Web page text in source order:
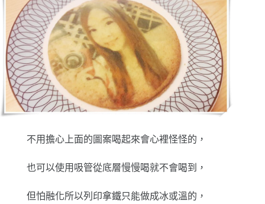
不用擔心上面的圖案喝起來會心裡怪怪的，
也可以使用吸管從底層慢慢喝就不會喝到，
但怕融化所以列印拿鐵只能做成冰或溫的，